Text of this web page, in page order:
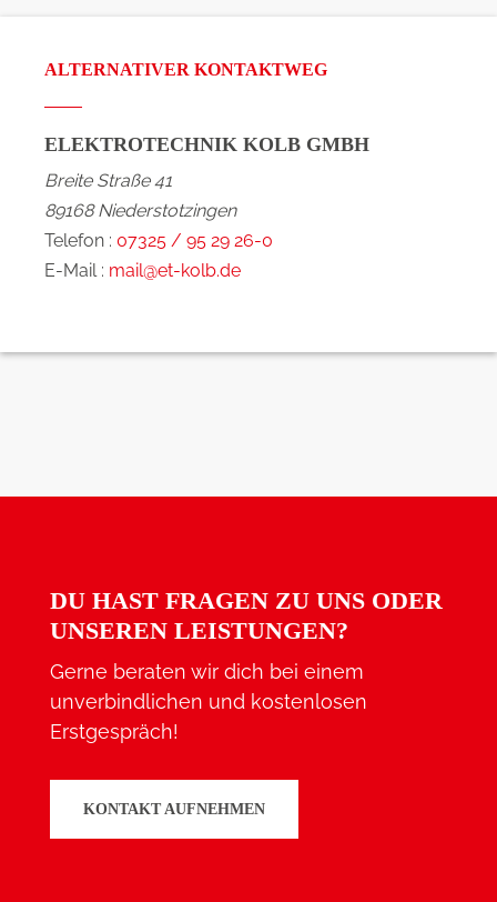
ALTERNATIVER KONTAKTWEG
ELEKTROTECHNIK KOLB GMBH
Breite Straße 41
89168 Niederstotzingen
Telefon : 07325 / 95 29 26-0
E-Mail : mail@et-kolb.de
DU HAST FRAGEN ZU UNS ODER
UNSEREN LEISTUNGEN?
Gerne beraten wir dich bei einem
unverbindlichen und kostenlosen
Erstgespräch!
KONTAKT AUFNEHMEN